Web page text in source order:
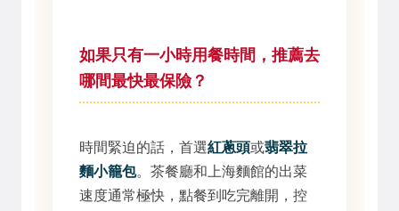
如果只有一小時用餐時間，推薦去
哪間最快最保險？
時間緊迫的話，首選紅蔥頭或翡翠拉
麵小籠包。茶餐廳和上海麵館的出菜
速度通常極快，點餐到吃完離開，控